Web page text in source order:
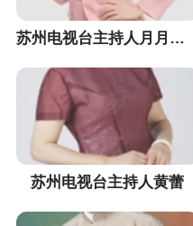
苏州电视台主持人月月姐姐
苏州电视台主持人黄蕾